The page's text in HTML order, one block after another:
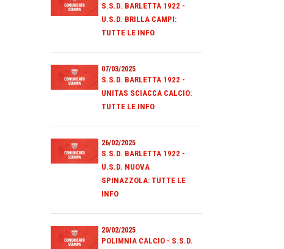
S.S.D. BARLETTA 1922 -
U.S.D. BRILLA CAMPI:
TUTTE LE INFO
07/03/2025
S.S.D. BARLETTA 1922 -
UNITAS SCIACCA CALCIO:
TUTTE LE INFO
26/02/2025
S.S.D. BARLETTA 1922 -
U.S.D. NUOVA
SPINAZZOLA: TUTTE LE
INFO
20/02/2025
POLIMNIA CALCIO - S.S.D.